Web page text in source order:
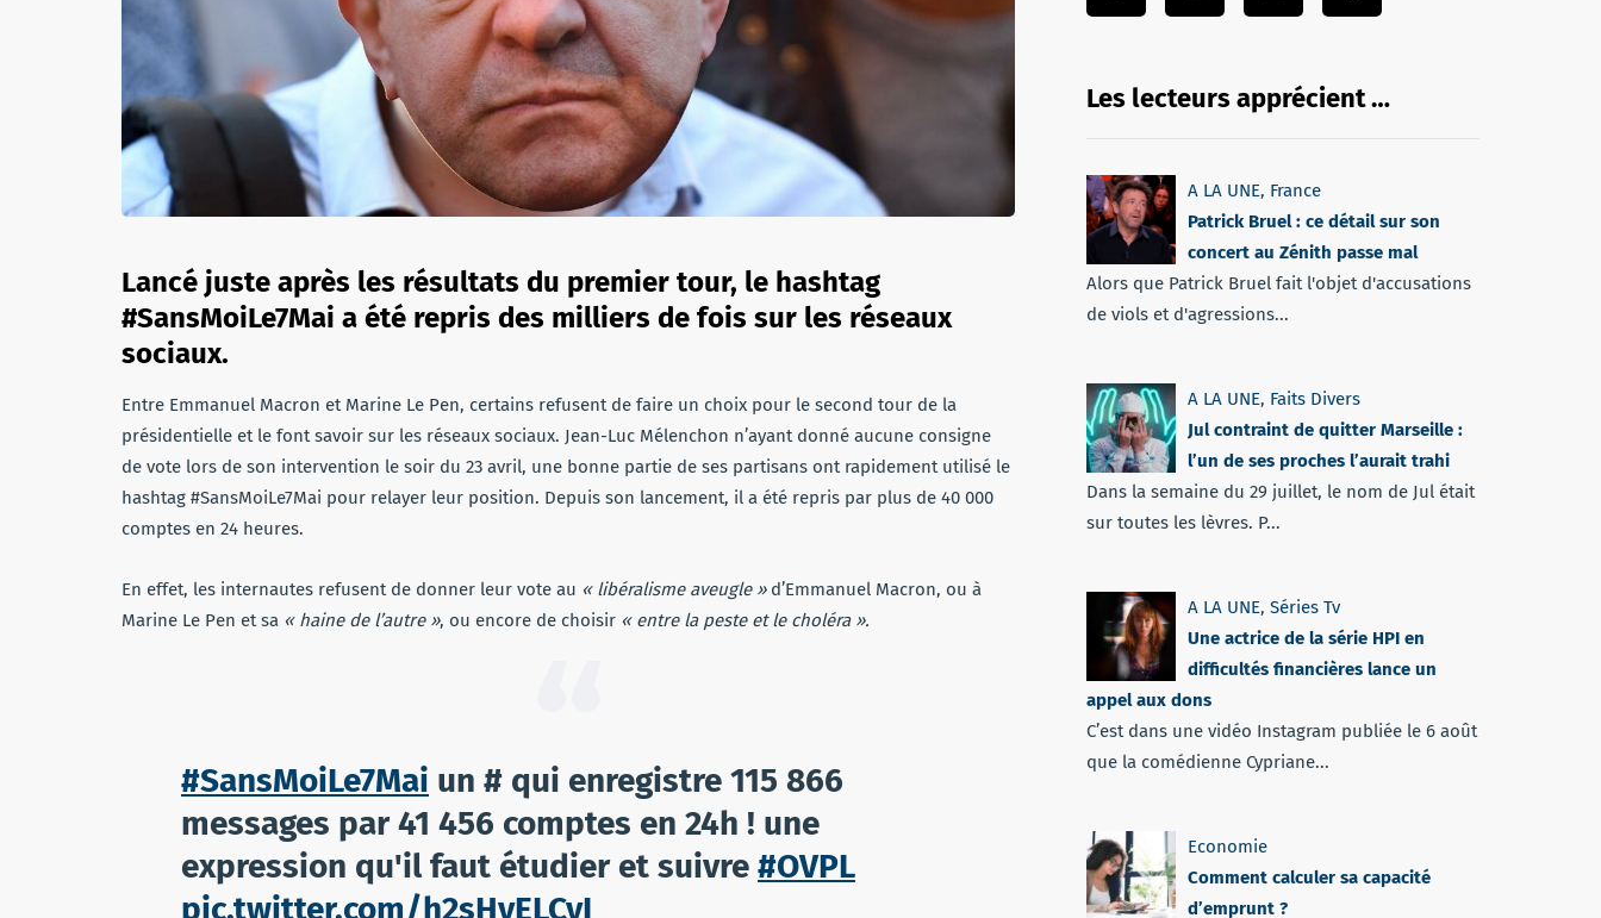
Lancé juste après les résultats du premier tour, le hashtag
#SansMoiLe7Mai a été repris des milliers de fois sur les réseaux
sociaux.
Entre Emmanuel Macron et Marine Le Pen, certains refusent de faire un choix pour le second tour de la
présidentielle et le font savoir sur les réseaux sociaux. Jean-Luc Mélenchon n’ayant donné aucune consigne
de vote lors de son intervention le soir du 23 avril, une bonne partie de ses partisans ont rapidement utilisé le
hashtag #SansMoiLe7Mai pour relayer leur position. Depuis son lancement, il a été repris par plus de 40 000
comptes en 24 heures.
En effet, les internautes refusent de donner leur vote au « libéralisme aveugle »d’Emmanuel Macron, ou à
Marine Le Pen et sa « haine de l’autre », ou encore de choisir « entre la peste et le choléra ».
#SansMoiLe7Mai un # qui enregistre 115 866
messages par 41 456 comptes en 24h ! une
expression qu'il faut étudier et suivre #OVPL
pic.twitter.com/h2sHvELCvI
Les lecteurs apprécient …
A LA UNE, France
Patrick Bruel : ce détail sur son
concert au Zénith passe mal
Alors que Patrick Bruel fait l'objet d'accusations
de viols et d'agressions...
A LA UNE, Faits Divers
Jul contraint de quitter Marseille :
l’un de ses proches l’aurait trahi
Dans la semaine du 29 juillet, le nom de Jul était
sur toutes les lèvres. P...
A LA UNE, Séries Tv
Une actrice de la série HPI en
difficultés financières lance un
appel aux dons
C’est dans une vidéo Instagram publiée le 6 août
que la comédienne Cypriane...
Economie
Comment calculer sa capacité
d’emprunt ?